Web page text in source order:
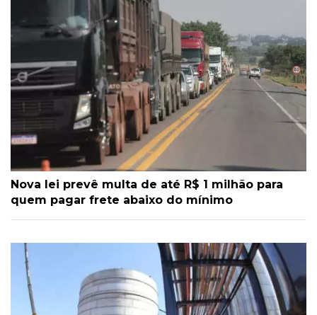
Nova lei prevê multa de até R$ 1 milhão para
quem pagar frete abaixo do mínimo